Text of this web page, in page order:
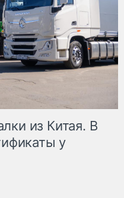
из Китая. В
у